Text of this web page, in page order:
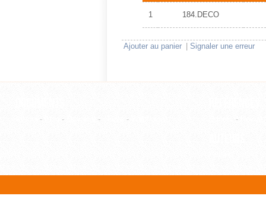
1 184.DECO
Ajouter au panier Signaler une erreur
- - - - -